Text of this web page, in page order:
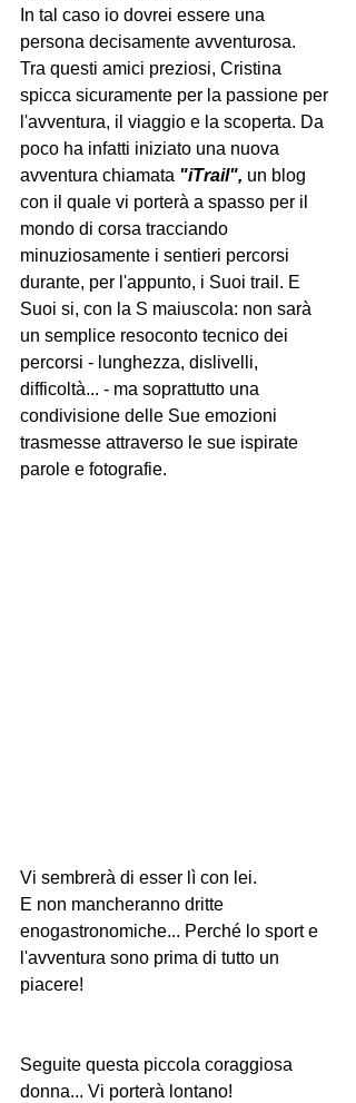
In tal caso io dovrei essere una
persona decisamente avventurosa.
Tra questi amici preziosi, Cristina
spicca sicuramente per la passione per
l'avventura, il viaggio e la scoperta. Da
poco ha infatti iniziato una nuova
avventura chiamata "iTrail", un blog
con il quale vi porterà a spasso per il
mondo di corsa tracciando
minuziosamente i sentieri percorsi
durante, per l'appunto, i Suoi trail. E
Suoi si, con la S maiuscola: non sarà
un semplice resoconto tecnico dei
percorsi - lunghezza, dislivelli,
difficoltà... - ma soprattutto una
condivisione delle Sue emozioni
trasmesse attraverso le sue ispirate
parole e fotografie.
Vi sembrerà di esser lì con lei.
E non mancheranno dritte
enogastronomiche... Perché lo sport e
l'avventura sono prima di tutto un
piacere!
Seguite questa piccola coraggiosa
donna... Vi porterà lontano!